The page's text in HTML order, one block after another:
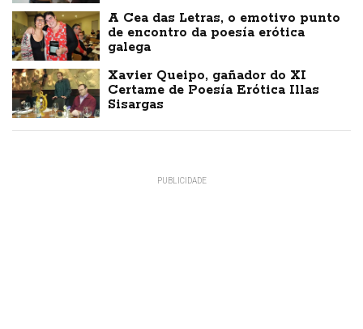
A Cea das Letras, o emotivo punto
de encontro da poesía erótica
galega
Xavier Queipo, gañador do XI
Certame de Poesía Erótica Illas
Sisargas